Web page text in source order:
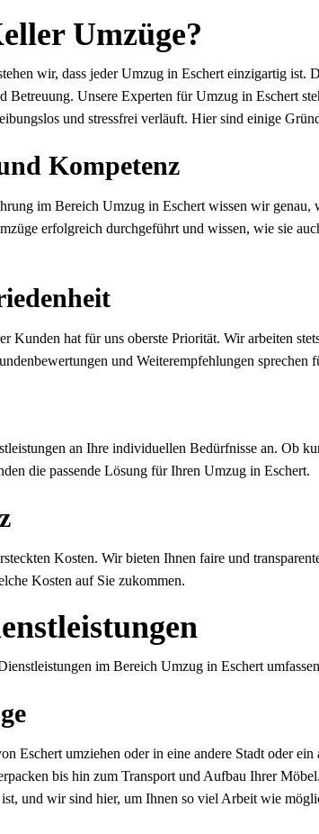
Umzüge?
wir, dass jeder Umzug in Eschert einzigartig ist.
Betreuung. Unsere Experten für Umzug in Eschert
und stressfrei verläuft. Hier sind einige
Kompetenz
im Bereich Umzug in Eschert wissen wir genau,
erfolgreich durchgeführt und wissen, wie sie
Kunden hat für uns oberste Priorität. Wir arbeiten
und Weiterempfehlungen sprechen
an Ihre individuellen Bedürfnisse an. Ob
die passende Lösung für Ihren Umzug in Eschert.
Kosten. Wir bieten Ihnen faire und
Kosten auf Sie zukommen.
im Bereich Umzug in Eschert
Eschert umziehen oder in eine andere Stadt oder
bis hin zum Transport und Aufbau Ihrer
ist, und wir sind hier, um Ihnen so viel Arbeit wie